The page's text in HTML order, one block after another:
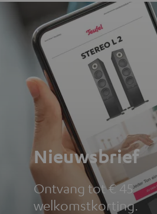
Nieuwsbrief
Ontvang tot € 45
welkomstkorting.